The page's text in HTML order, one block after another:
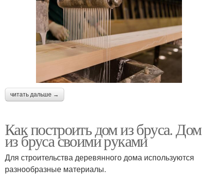
читать дальше →
Как построить дом из бруса. Дом
из бруса своими руками
Для строительства деревянного дома используются
разнообразные материалы.